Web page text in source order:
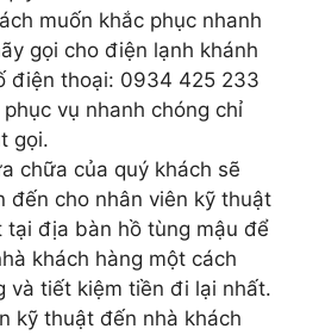
muốn khắc phục nhanh
gọi cho điện lạnh khánh
điện thoại: 0934 425 233
vụ nhanh chóng chỉ
gọi.
chữa của quý khách sẽ
đến cho nhân viên kỹ thuật
tại địa bàn hồ tùng mậu để
khách hàng một cách
và tiết kiệm tiền đi lại nhất.
kỹ thuật đến nhà khách